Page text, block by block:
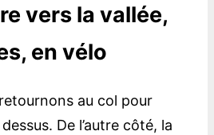
vers la vallée,
en vélo
au col pour
De l’autre côté, la